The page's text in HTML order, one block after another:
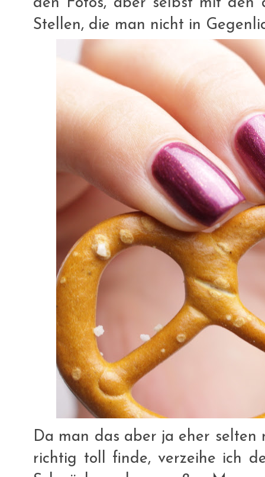
den Fotos, aber selbst mit den
Stellen, die man nicht in
Da man das aber ja eher selten
richtig toll finde, verzeihe ich